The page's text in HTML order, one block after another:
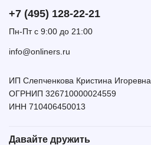
+7 (495) 128-22-21
Пн-Пт с 9:00 до 21:00
info@onliners.ru
ИП Слепченкова Кристина Игоревна
ОГРНИП 326710000024559
ИНН 710406450013
Давайте дружить